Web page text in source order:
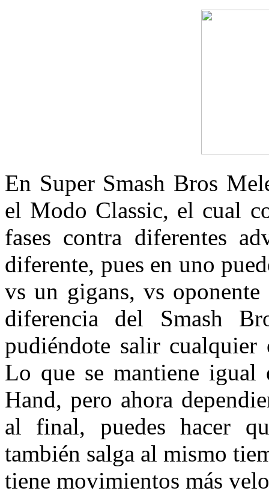
En Super Smash Bros
el Modo Classic, el cual
fases contra diferentes
diferente, pues en uno
vs un gigans, vs
diferencia del Smash
pudiéndote salir cualquier
Lo que se mantiene
Hand, pero ahora
al final, puedes hacer
también salga al mismo
tiene movimientos más